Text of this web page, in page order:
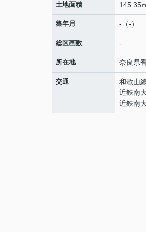
土地面積 145.35
築年月 -（-）
総区画数 -
所在地 奈良県
交通 和歌山
近鉄南
近鉄南